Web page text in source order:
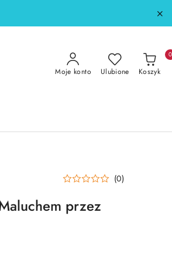
Moje konto Ulubione Koszyk
0
(0)
przez